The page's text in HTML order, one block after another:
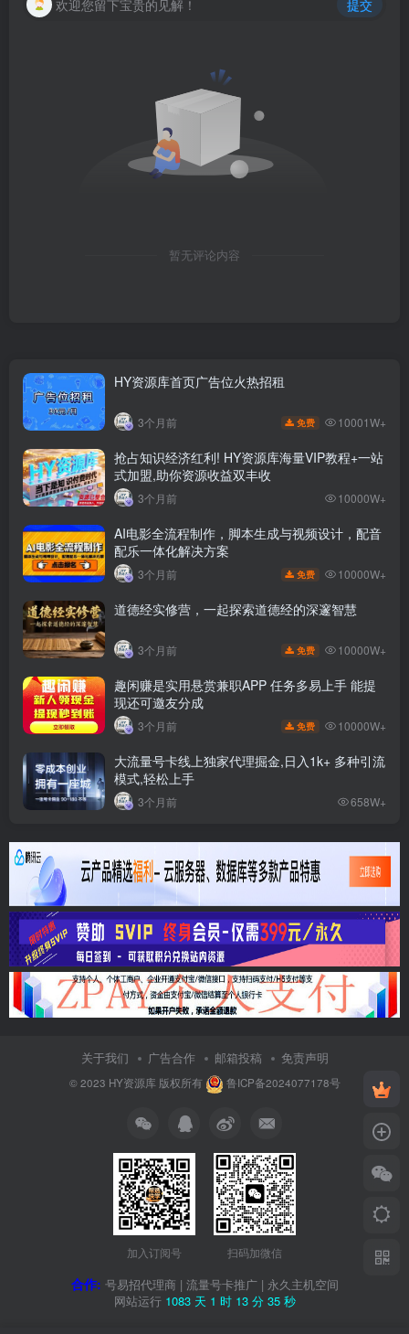
欢迎您留下宝贵的见解！ 提交
暂无评论内容
HY资源库首页广告位火热招租
3个月前 免费 10001W+
抢占知识经济红利! HY资源库海量VIP教程+一站
式加盟,助你资源收益双丰收
3个月前 10000W+
AI电影全流程制作，脚本生成与视频设计，配音
配乐一体化解决方案
3个月前 免费 10000W+
道德经实修营，一起探索道德经的深邃智慧
3个月前 免费 10000W+
趣闲赚是实用悬赏兼职APP 任务多易上手 能提
现还可邀友分成
3个月前 免费 10000W+
大流量号卡线上独家代理掘金,日入1k+ 多种引流
模式,轻松上手
3个月前 658W+
关于我们 广告合作 邮箱投稿 免责声明
© 2023 HY资源库版权所有 鲁ICP备2024077178号
加入订阅号 扫码加微信
合作: 号易招代理商 | 流量号卡推广| 永久主机空间
网站运行 1083 天 1 时 13 分 36 秒